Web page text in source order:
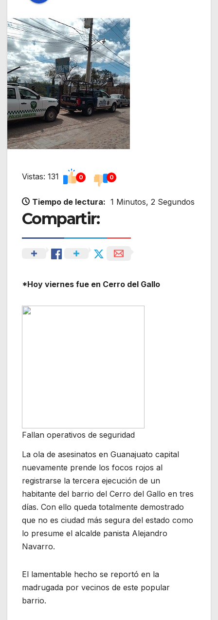
Vistas: 131 0 0
Tiempo de lectura: 1 Minutos, 2 Segundos
Compartir:
*Hoy viernes fue en Cerro del Gallo
Fallan operativos de seguridad
La ola de asesinatos en Guanajuato capital
nuevamente prende los focos rojos al
registrarse la tercera ejecución de un
habitante del barrio del Cerro del Gallo en tres
días. Con ello queda totalmente demostrado
que no es ciudad más segura del estado como
lo presume el alcalde panista Alejandro
Navarro.
El lamentable hecho se reportó en la
madrugada por vecinos de este popular
barrio.